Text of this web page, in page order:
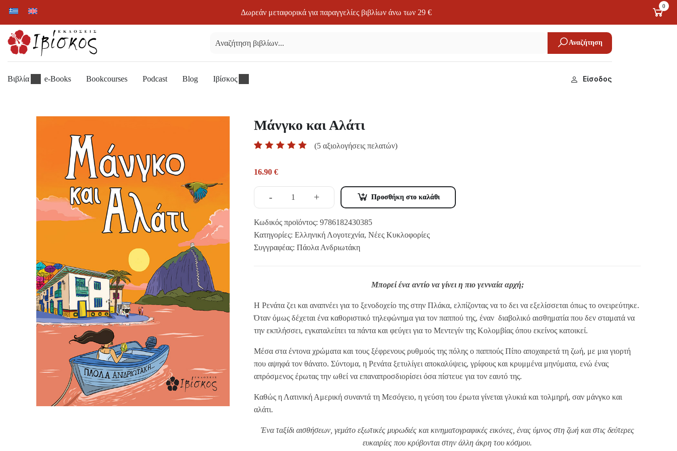
Δωρεάν μεταφορικά για παραγγελίες βιβλίων άνω των 29 €
0
Αναζήτηση
Βιβλία e-Books Bookcourses Podcast Blog Ιβίσκος Είσοδος
Μάνγκο και Αλάτι
Βαθμολογήθηκε
βάση
3
βαθμολογίες
(5 αξιολογήσεις πελατών)
16.90 €
- + Προσθήκη στο καλάθι
Κωδικός προϊόντος: 9786182430385
Κατηγορίες: Ελληνική Λογοτεχνία, Νέες Κυκλοφορίες
Συγγραφέας: Πάολα Ανδριωτάκη
Μπορεί ένα αντίο να γίνει η πιο γενναία αρχή;
Η Ρενάτα ζει και αναπνέει για το ξενοδοχείο της στην Πλάκα, ελπίζοντας να το δει να εξελίσσεται όπως το ονειρεύτηκε.
Όταν όμως δέχεται ένα καθοριστικό τηλεφώνημα για τον παππού της, έναν διαβολικό αισθηματία που δεν σταματά να
την εκπλήσσει, εγκαταλείπει τα πάντα και φεύγει για το Μεντεγίν της Κολομβίας όπου εκείνος κατοικεί.
Μέσα στα έντονα χρώματα και τους ξέφρενους ρυθμούς της πόλης ο παππούς Πίπο αποχαιρετά τη ζωή, με μια γιορτή
που αψηφά τον θάνατο. Σύντομα, η Ρενάτα ξετυλίγει αποκαλύψεις, γρίφους και κρυμμένα μηνύματα, ενώ ένας
απρόσμενος έρωτας την ωθεί να επαναπροσδιορίσει όσα πίστευε για τον εαυτό της.
Καθώς η Λατινική Αμερική συναντά τη Μεσόγειο, η γεύση του έρωτα γίνεται γλυκιά και τολμηρή, σαν μάνγκο και
αλάτι.
Ένα ταξίδι αισθήσεων, γεμάτο εξωτικές μυρωδιές και κινηματογραφικές εικόνες, ένας ύμνος στη ζωή και στις δεύτερες
ευκαιρίες που κρύβονται στην άλλη άκρη του κόσμου.